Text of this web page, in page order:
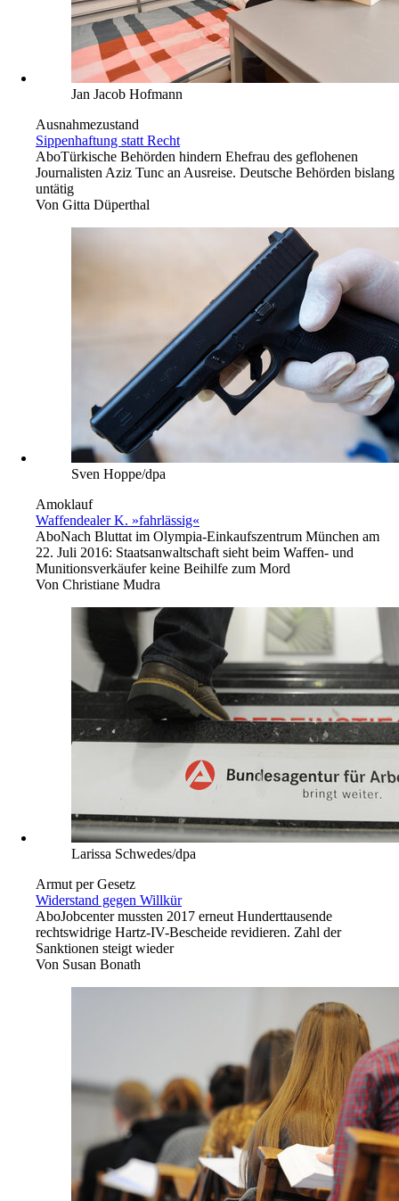
Jan Jacob Hofmann
Ausnahmezustand
Sippenhaftung statt Recht
AboTürkische Behörden hindern Ehefrau des geflohenen
Journalisten Aziz Tunc an Ausreise. Deutsche Behörden bislang
untätig
Von Gitta Düperthal
Sven Hoppe/dpa
Amoklauf
Waffendealer K. »fahrlässig«
AboNach Bluttat im Olympia-Einkaufszentrum München am
22. Juli 2016: Staatsanwaltschaft sieht beim Waffen- und
Munitionsverkäufer keine Beihilfe zum Mord
Von Christiane Mudra
Larissa Schwedes/dpa
Armut per Gesetz
Widerstand gegen Willkür
AboJobcenter mussten 2017 erneut Hunderttausende
rechtswidrige Hartz-IV-Bescheide revidieren. Zahl der
Sanktionen steigt wieder
Von Susan Bonath